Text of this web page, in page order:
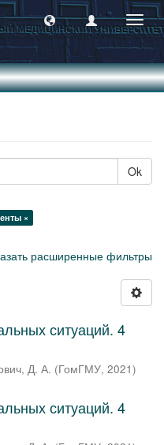
Ok
×
расширенные фильтры
ситуаций. 4
Д. А. (ГомГМУ, 2021)
ситуаций. 4